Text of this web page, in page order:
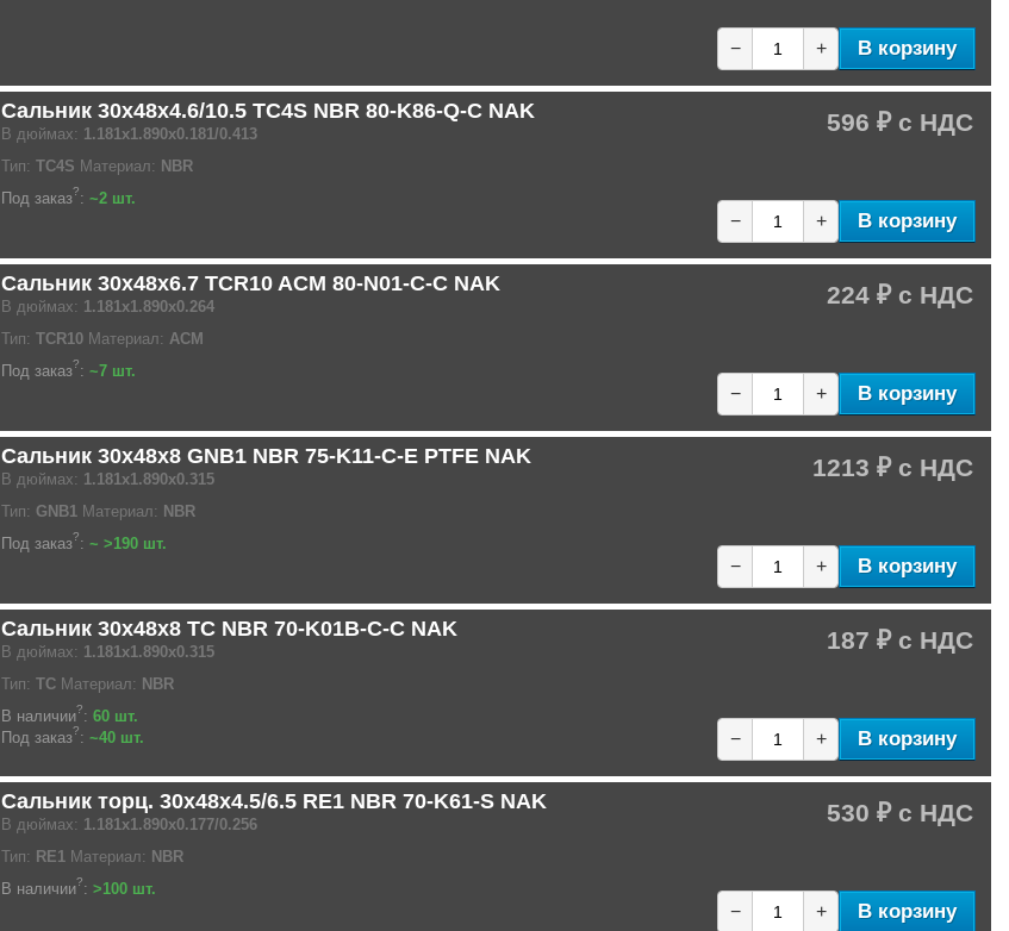
− + В корзину
Сальник 30x48x4.6/10.5 TC4S NBR 80-K86-Q-C NAK
В дюймах: 1.181x1.890x0.181/0.413
Тип: TC4S Материал: NBR
Под заказ?: ~2 шт.
596 ₽
− + В корзину
Сальник 30x48x6.7 TCR10 ACM 80-N01-C-C NAK
В дюймах: 1.181x1.890x0.264
Тип: TCR10 Материал: ACM
Под заказ?: ~7 шт.
224 ₽
− + В корзину
Сальник 30x48x8 GNB1 NBR 75-K11-C-E PTFE NAK
В дюймах: 1.181x1.890x0.315
Тип: GNB1 Материал: NBR
Под заказ?: ~ >190 шт.
1213 ₽
− + В корзину
Сальник 30x48x8 TC NBR 70-K01B-C-C NAK
В дюймах: 1.181x1.890x0.315
Тип: TC Материал: NBR
В наличии?: 60 шт.
Под заказ?: ~40 шт.
187 ₽
− + В корзину
Сальник торц. 30x48x4.5/6.5 RE1 NBR 70-K61-S NAK
В дюймах: 1.181x1.890x0.177/0.256
Тип: RE1 Материал: NBR
В наличии?: >100 шт.
530 ₽
− + В корзину